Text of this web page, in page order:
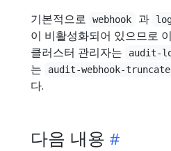
기본적으로
webhook 과
이 비활성화되어 있으므로
클러스터 관리자는
audit-
는
audit-webhook-
다.
다음 내용